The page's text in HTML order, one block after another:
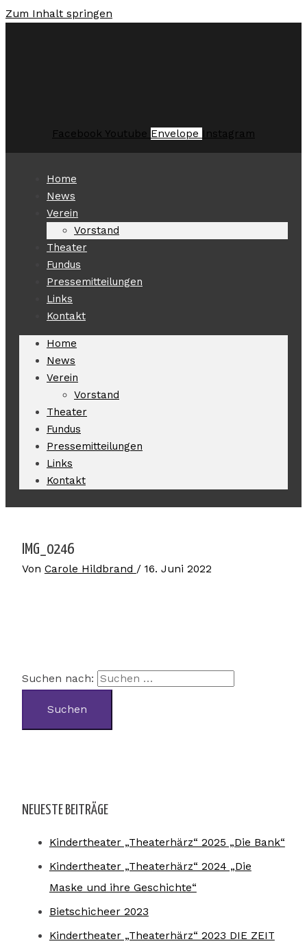
Zum Inhalt springen
Facebook Youtube Envelope Instagram
Home
News
Verein
Vorstand
Theater
Fundus
Pressemitteilungen
Links
Kontakt
Home
News
Verein
Vorstand
Theater
Fundus
Pressemitteilungen
Links
Kontakt
IMG_0246
Von Carole Hildbrand / 16. Juni 2022
Suchen nach:
NEUESTE BEITRÄGE
Kindertheater „Theaterhärz“ 2025 „Die Bank“
Kindertheater „Theaterhärz“ 2024 „Die
Maske und ihre Geschichte“
Bietschicheer 2023
Kindertheater „Theaterhärz“ 2023 DIE ZEIT